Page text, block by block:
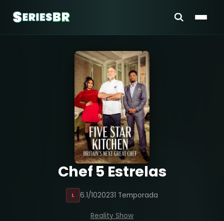
Chef 5 Estrelas
L 6.1/1020231 Temporada
Reality Show